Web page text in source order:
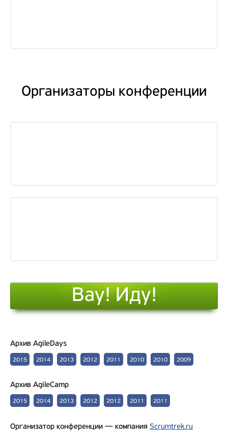
Организаторы конференции
Вау! Иду!
Архив AgileDays
2015 2014 2013 2012 2011 2010 2010 2009
Архив AgileCamp
2015 2014 2013 2012 2012 2011 2011
Организатор конференции — компания Scrumtrek.ru